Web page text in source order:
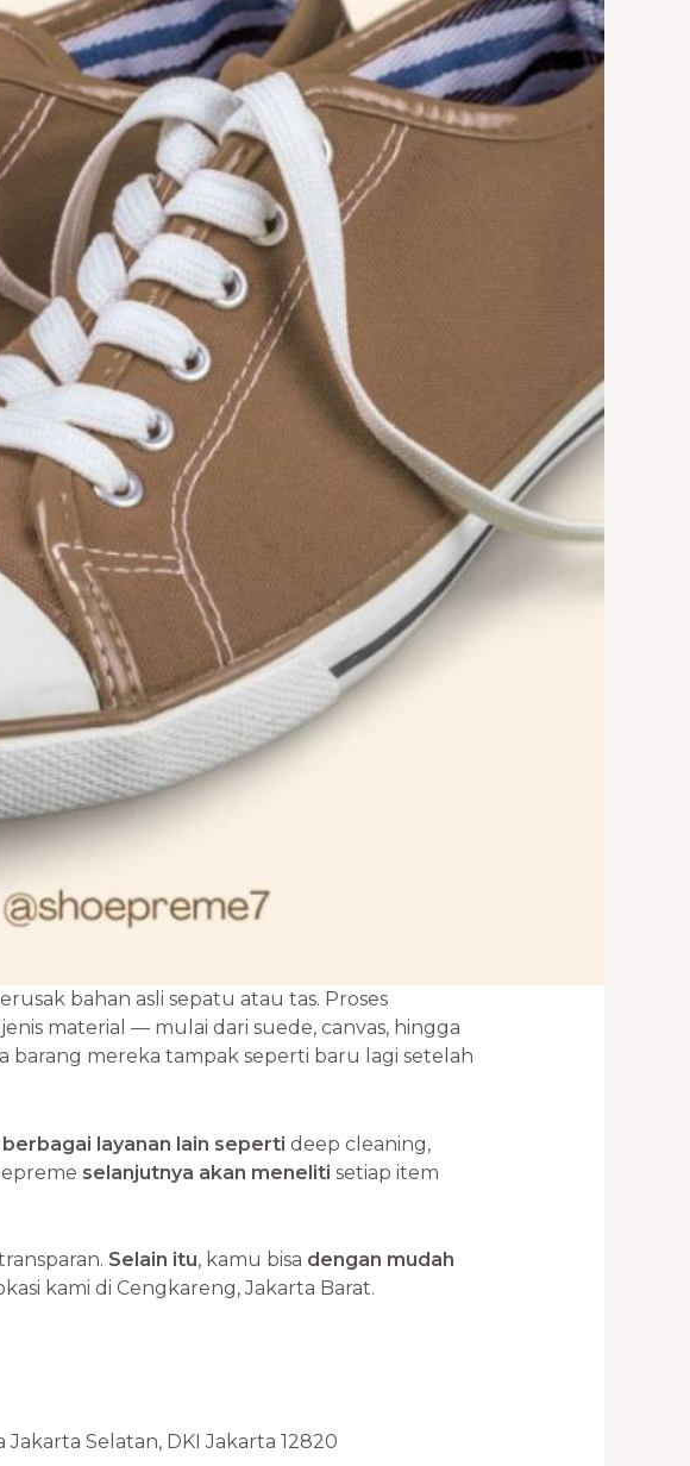
bahan asli sepatu atau tas. Proses
material — mulai dari suede, canvas, hingga
barang mereka tampak seperti baru lagi setelah
layanan lain seperti deep cleaning,
selanjutnya akan meneliti setiap item
Selain itu, kamu bisa dengan mudah
kami di Cengkareng, Jakarta Barat.
Jakarta Selatan, DKI Jakarta 12820